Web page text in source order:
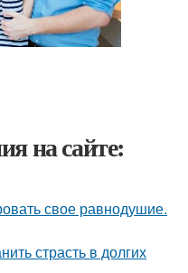
на сайте:
свое равнодушие.
страсть в долгих